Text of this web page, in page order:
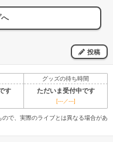
投稿
グッズの待ち時間
す ただいま受付中です
[---／---]
で、実際のライブとは異なる場合があ